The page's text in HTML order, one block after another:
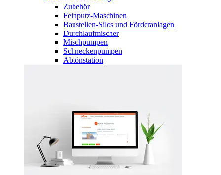
Zubehör
Feinputz-Maschinen
Baustellen-Silos und Förderanlagen
Durchlaufmischer
Mischpumpen
Schneckenpumpen
Abtönstation